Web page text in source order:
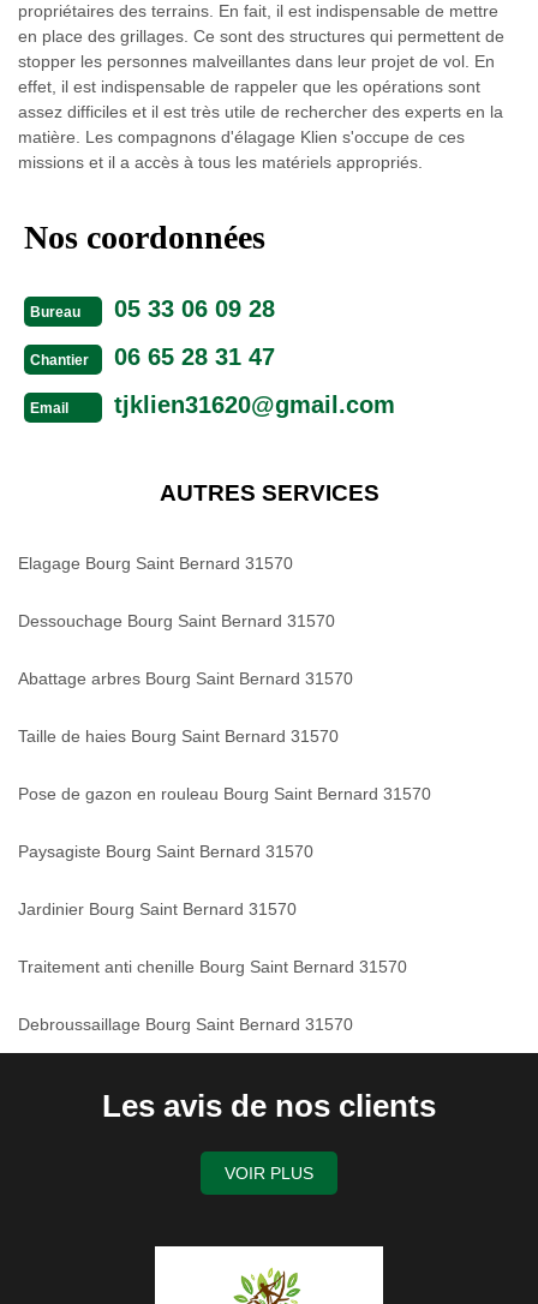
propriétaires des terrains. En fait, il est indispensable de mettre
en place des grillages. Ce sont des structures qui permettent de
stopper les personnes malveillantes dans leur projet de vol. En
effet, il est indispensable de rappeler que les opérations sont
assez difficiles et il est très utile de rechercher des experts en la
matière. Les compagnons d'élagage Klien s'occupe de ces
missions et il a accès à tous les matériels appropriés.
Nos coordonnées
Bureau 05 33 06 09 28
Chantier 06 65 28 31 47
Email tjklien31620@gmail.com
AUTRES SERVICES
Elagage Bourg Saint Bernard 31570
Dessouchage Bourg Saint Bernard 31570
Abattage arbres Bourg Saint Bernard 31570
Taille de haies Bourg Saint Bernard 31570
Pose de gazon en rouleau Bourg Saint Bernard 31570
Paysagiste Bourg Saint Bernard 31570
Jardinier Bourg Saint Bernard 31570
Traitement anti chenille Bourg Saint Bernard 31570
Debroussaillage Bourg Saint Bernard 31570
Les avis de nos clients
VOIR PLUS